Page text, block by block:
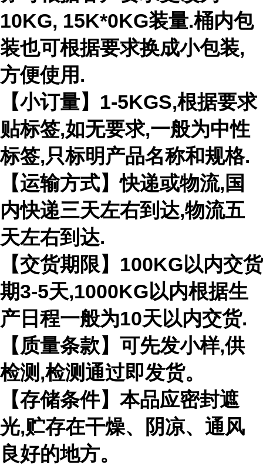
10KG, 15K*0KG装量.桶内包
装也可根据要求换成小包装,
方便使用.
【小订量】1-5KGS,根据要求
贴标签,如无要求,一般为中性
标签,只标明产品名称和规格.
【运输方式】快递或物流,国
内快递三天左右到达,物流五
天左右到达.
【交货期限】100KG以内交货
期3-5天,1000KG以内根据生
产日程一般为10天以内交货.
【质量条款】可先发小样,供
检测,检测通过即发货。
【存储条件】本品应密封遮
光,贮存在干燥、阴凉、通风
良好的地方。